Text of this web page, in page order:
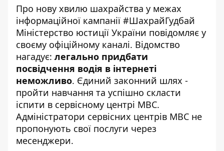
Про нову хвилю шахрайства у межах
інформаційної кампанії #ШахрайГудбай
Міністерство юстиції України повідомляє у
своєму офіційному каналі. Відомство
нагадує: легально придбати
посвідчення водія в інтернеті
неможливо. Єдиний законний шлях -
пройти навчання та успішно скласти
іспити в сервісному центрі МВС.
Адміністратори сервісних центрів МВС не
пропонують свої послуги через
месенджери.